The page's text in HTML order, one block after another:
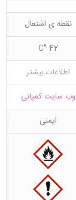
نقطه ی اشتعال
42 °C
اطلاعات بیشتر
وب سایت کمپانی
ایمنی